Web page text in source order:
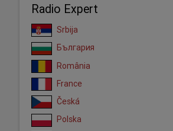
Radio Expert
Srbija
България
România
France
Česká
Polska